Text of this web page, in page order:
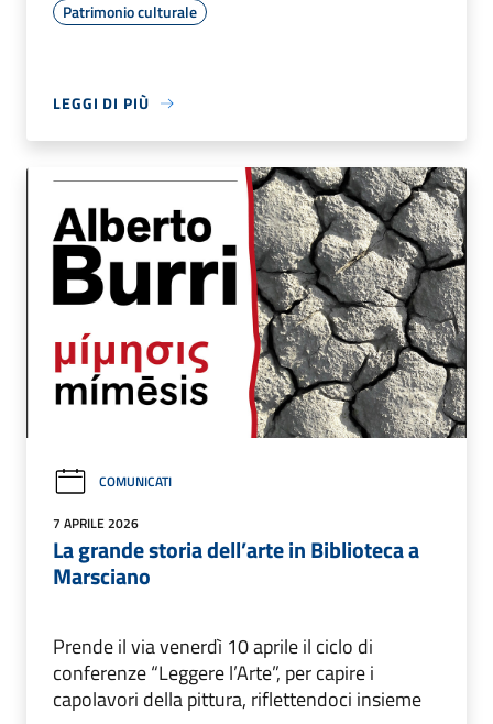
Patrimonio culturale
LEGGI DI PIÙ
COMUNICATI
7 APRILE 2026
La grande storia dell’arte in Biblioteca a
Marsciano
Prende il via venerdì 10 aprile il ciclo di
conferenze “Leggere l’Arte”, per capire i
capolavori della pittura, riflettendoci insieme